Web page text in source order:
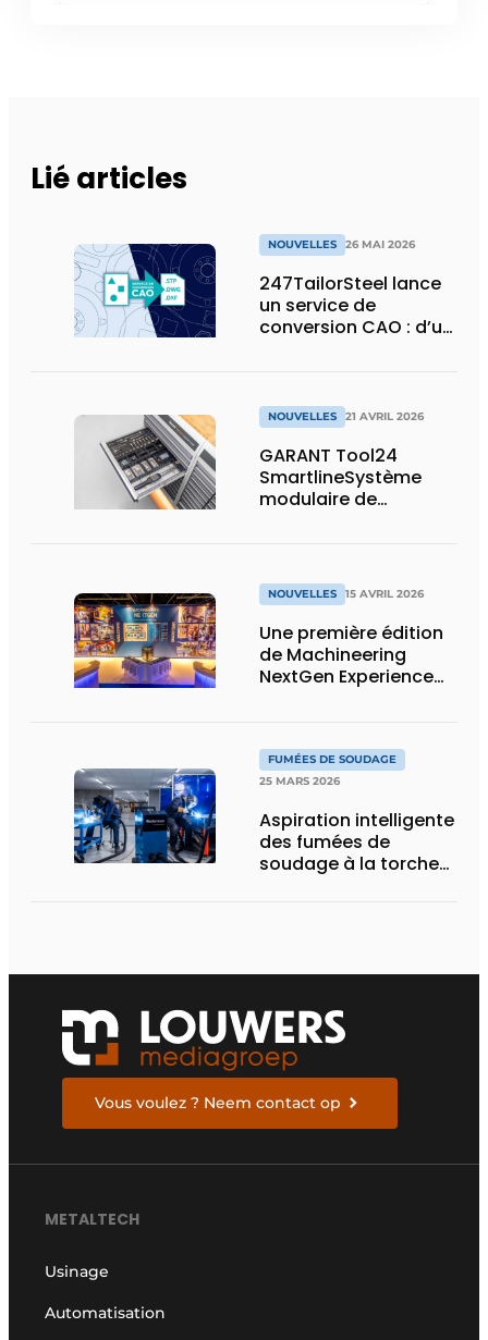
Lié articles
NOUVELLES 26 MAI 2026
247TailorSteel lance
un service de
conversion CAO : d’un
NOUVELLES 21 AVRIL 2026
GARANT Tool24
SmartlineSystème
modulaire de
capacité de stockage
sur un minimum de
surface
NOUVELLES 15 AVRIL 2026
Une première édition
de Machineering
NextGen Experience
FUMÉES DE SOUDAGE
25 MARS 2026
Aspiration intelligente
des fumées de
soudage à la torche
Vous voulez ? Neem contact op
METALTECH
Usinage
Automatisation